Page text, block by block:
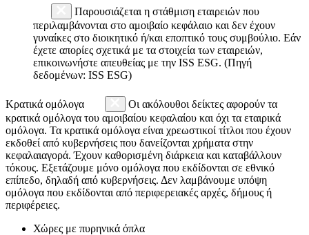
Παρουσιάζεται η στάθμιση εταιρειών που
περιλαμβάνονται στο αμοιβαίο κεφάλαιο και δεν έχουν
γυναίκες στο διοικητικό ή/και εποπτικό τους συμβούλιο. Εάν
έχετε απορίες σχετικά με τα στοιχεία των εταιρειών,
επικοινωνήστε απευθείας με την ISS ESG. (Πηγή
δεδομένων: ISS ESG)
Κρατικά ομόλογα
Οι ακόλουθοι δείκτες αφορούν τα
κρατικά ομόλογα του αμοιβαίου κεφαλαίου και όχι τα εταιρικά
ομόλογα. Τα κρατικά ομόλογα είναι χρεωστικοί τίτλοι που έχουν
εκδοθεί από κυβερνήσεις που δανείζονται χρήματα στην
κεφαλαιαγορά. Έχουν καθορισμένη διάρκεια και καταβάλλουν
τόκους. Εξετάζουμε μόνο ομόλογα που εκδίδονται σε εθνικό
επίπεδο, δηλαδή από κυβερνήσεις. Δεν λαμβάνουμε υπόψη
ομόλογα που εκδίδονται από περιφερειακές αρχές, δήμους ή
περιφέρειες.
Χώρες με πυρηνικά όπλα